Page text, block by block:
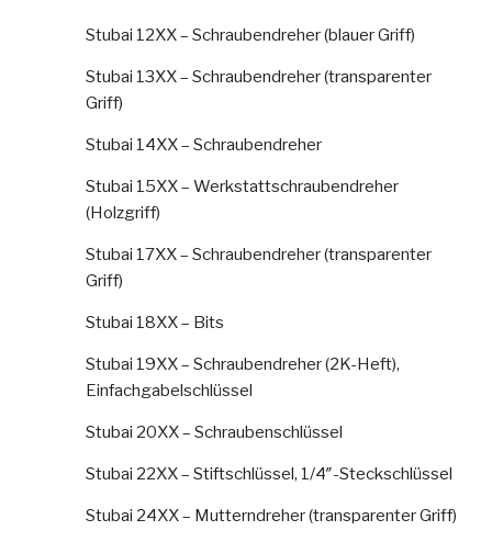
Stubai 12XX – Schraubendreher (blauer Griff)
Stubai 13XX – Schraubendreher (transparenter
Griff)
Stubai 14XX – Schraubendreher
Stubai 15XX – Werkstattschraubendreher
(Holzgriff)
Stubai 17XX – Schraubendreher (transparenter
Griff)
Stubai 18XX – Bits
Stubai 19XX – Schraubendreher (2K-Heft),
Einfachgabelschlüssel
Stubai 20XX – Schraubenschlüssel
Stubai 22XX – Stiftschlüssel, 1/4″-Steckschlüssel
Stubai 24XX – Mutterndreher (transparenter Griff)